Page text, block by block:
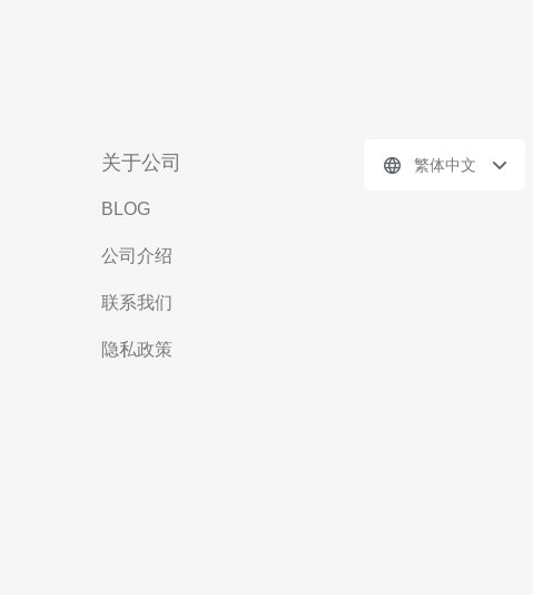
关于公司
BLOG
公司介绍
联系我们
隐私政策
繁体中文